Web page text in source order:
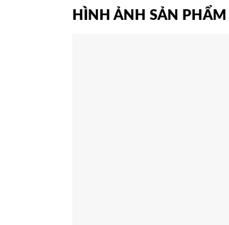
HÌNH ẢNH SẢN PHẨM